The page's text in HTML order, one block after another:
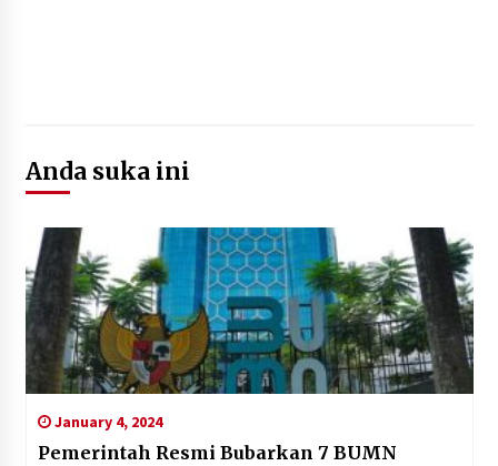
Anda suka ini
January 4, 2024
Pemerintah Resmi Bubarkan 7 BUMN